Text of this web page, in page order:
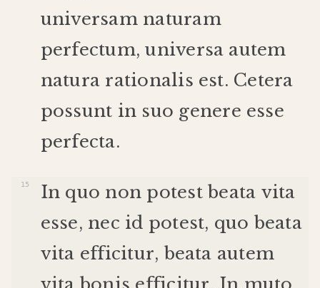
universam naturam
perfectum,universa autem
natura rationalis est. Cetera
possunt in suo genere esse
perfecta.
In quo non potest beata vita
esse, nec id potest, quo beata
vita efficitur, beata autem